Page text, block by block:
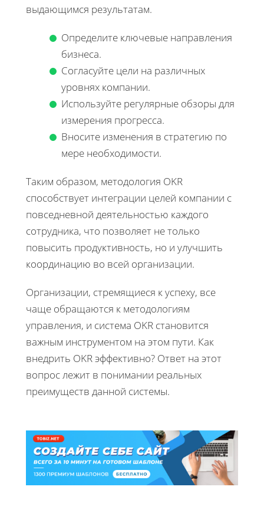
выдающимся результатам.
Определите ключевые направления
бизнеса.
Согласуйте цели на различных
уровнях компании.
Используйте регулярные обзоры для
измерения прогресса.
Вносите изменения в стратегию по
мере необходимости.
Таким образом, методология OKR
способствует интеграции целей компании с
повседневной деятельностью каждого
сотрудника, что позволяет не только
повысить продуктивность, но и улучшить
координацию во всей организации.
Организации, стремящиеся к успеху, все
чаще обращаются к методологиям
управления, и система OKR становится
важным инструментом на этом пути. Как
внедрить OKR эффективно? Ответ на этот
вопрос лежит в понимании реальных
преимуществ данной системы.